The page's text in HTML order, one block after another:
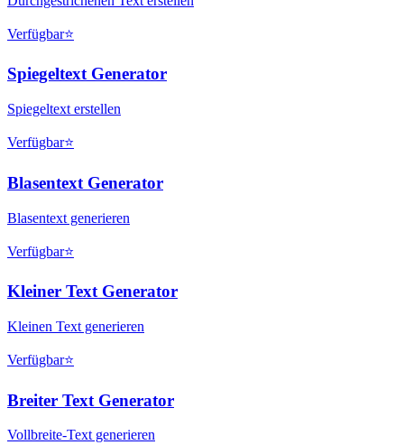
Verfügbar⭐
Spiegeltext Generator
Spiegeltext erstellen
Verfügbar⭐
Blasentext Generator
Blasentext generieren
Verfügbar⭐
Kleiner Text Generator
Kleinen Text generieren
Verfügbar⭐
Breiter Text Generator
Vollbreite-Text generieren